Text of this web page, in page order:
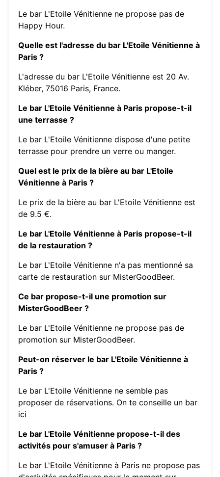
Le bar L'Etoile Vénitienne ne propose pas de
Happy Hour.
Quelle est l'adresse du bar L'Etoile Vénitienne à
Paris ?
L'adresse du bar L'Etoile Vénitienne est 20 Av.
Kléber, 75016 Paris, France.
Le bar L'Etoile Vénitienne à Paris propose-t-il
une terrasse ?
Le bar L'Etoile Vénitienne dispose d'une petite
terrasse pour prendre un verre ou manger.
Quel est le prix de la bière au bar L'Etoile
Vénitienne à Paris ?
Le prix de la bière au bar L'Etoile Vénitienne est
de 9.5 €.
Le bar L'Etoile Vénitienne à Paris propose-t-il
de la restauration ?
Le bar L'Etoile Vénitienne n'a pas mentionné sa
carte de restauration sur MisterGoodBeer.
Ce bar propose-t-il une promotion sur
MisterGoodBeer ?
Le bar L'Etoile Vénitienne ne propose pas de
promotion sur MisterGoodBeer.
Peut-on réserver le bar L'Etoile Vénitienne à
Paris ?
Le bar L'Etoile Vénitienne ne semble pas
proposer de réservations. On te conseille un bar
ici
Le bar L'Etoile Vénitienne propose-t-il des
activités pour s'amuser à Paris ?
Le bar L'Etoile Vénitienne à Paris ne propose pas